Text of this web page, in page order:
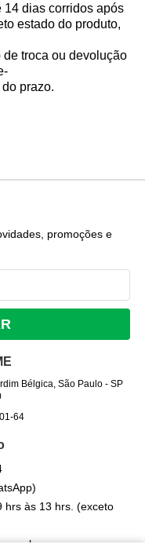
14 dias corridos após
estado do produto,
troca ou devolução
prazo.
promoções e
Bélgica, São Paulo- SP
64
hrs às 13 hrs. (exceto